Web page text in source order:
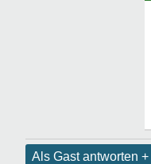
Als Gast antworten +